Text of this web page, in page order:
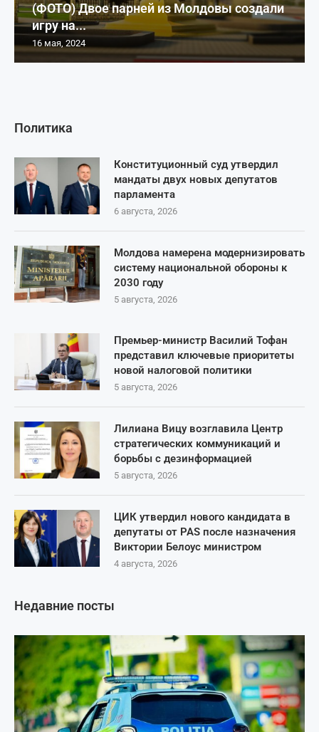
Политика
Конституционный суд утвердил
мандаты двух новых депутатов
парламента
6 августа, 2026
Молдова намерена модернизировать
систему национальной обороны к
2030 году
5 августа, 2026
Премьер-министр Василий Тофан
представил ключевые приоритеты
новой налоговой политики
5 августа, 2026
Лилиана Вицу возглавила Центр
стратегических коммуникаций и
борьбы с дезинформацией
5 августа, 2026
ЦИК утвердил нового кандидата в
депутаты от PAS после назначения
Виктории Белоус министром
4 августа, 2026
Недавние посты
(ФОТО) Двое парней из Молдовы создали
игру на...
16 мая, 2024